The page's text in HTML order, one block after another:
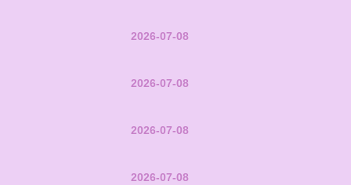
2026-07-08
2026-07-08
2026-07-08
2026-07-08